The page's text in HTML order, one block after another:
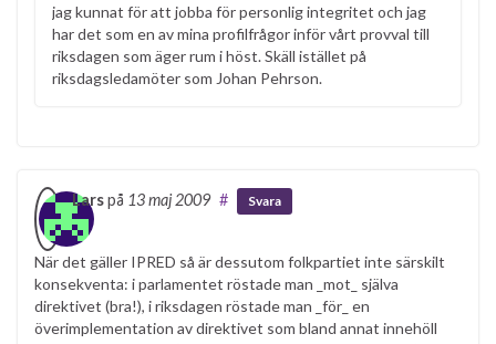
jag kunnat för att jobba för personlig integritet och jag
har det som en av mina profilfrågor inför vårt provval till
riksdagen som äger rum i höst. Skäll istället på
riksdagsledamöter som Johan Pehrson.
Larspå 13 maj 2009 # Svara
När det gäller IPRED så är dessutom folkpartiet inte särskilt
konsekventa: i parlamentet röstade man _mot_ själva
direktivet (bra!), i riksdagen röstade man _för_ en
överimplementation av direktivet som bland annat innehöll